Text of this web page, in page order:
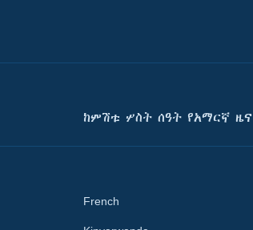
ከምሽቱ ሦስት ሰዓት የአማርኛ ዜና
French